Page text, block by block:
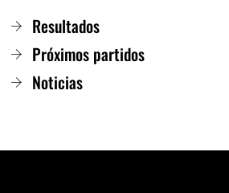
Resultados
Próximos partidos
Noticias